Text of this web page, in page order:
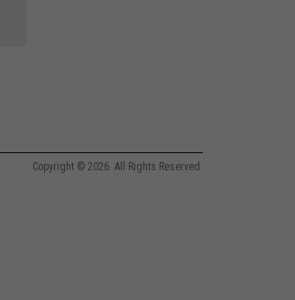
Copyright © 2026. All Rights Reserved.